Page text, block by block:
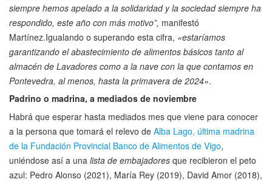
siempre hemos apelado a la solidaridad y la sociedad siempre ha
respondido, este año con más motivo”, manifestó
Martínez.Igualando o superando esta cifra, «estaríamos
garantizando el abastecimiento de alimentos básicos tanto al
almacén de Lavadores como a la nave con la que contamos en
Pontevedra, al menos, hasta la primavera de 2024».
Padrino o madrina, a mediados de noviembre
Habrá que esperar hasta mediados mes que viene para conocer
a la persona que tomará el relevo de Alba Lago, última madrina
de la Fundación Provincial Banco de Alimentos de Vigo,
uniéndose así a una lista de embajadores que recibieron el peto
azul: Pedro Alonso (2021), María Rey (2019), David Amor (2018),